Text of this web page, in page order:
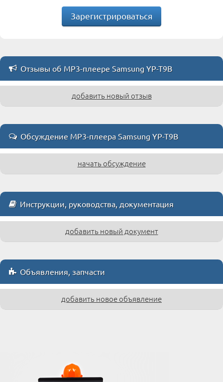
Зарегистрироваться
Отзывы об MP3-плеере Samsung YP-T9B
добавить новый отзыв
Обсуждение MP3-плеера Samsung YP-T9B
начать обсуждение
Инструкции, руководства, документация
добавить новый документ
Объявления, запчасти
добавить новое объявление